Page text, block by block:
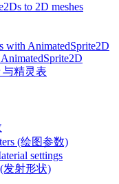
to 2D meshes
with AnimatedSprite2D
与精灵表
(绘图参数)
settings
发射形状)